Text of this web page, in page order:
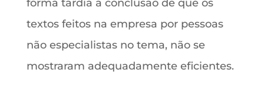
forma tardia a conclusão de que os
textos feitos na empresa por pessoas
não especialistas no tema, não se
mostraram adequadamente eficientes.